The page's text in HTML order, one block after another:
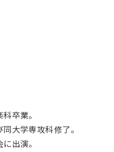
卒業。
大学専攻科修了。
出演。